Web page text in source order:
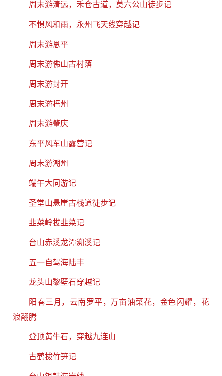
周末游清远，禾仓古道，莫六公山徒步记
不惧风和雨，永州飞天线穿越记
周末游恩平
周末游佛山古村落
周末游封开
周末游梧州
周末游肇庆
东平风车山露营记
周末游潮州
端午大同游记
圣堂山悬崖古栈道徒步记
韭菜岭拔韭菜记
台山赤溪龙潭溯溪记
五一自驾海陆丰
龙头山黎壁石穿越记
阳春三月，云南罗平，万亩油菜花，金色闪耀，花
浪翻腾
登顶黄牛石，穿越九连山
古鹤拔竹笋记